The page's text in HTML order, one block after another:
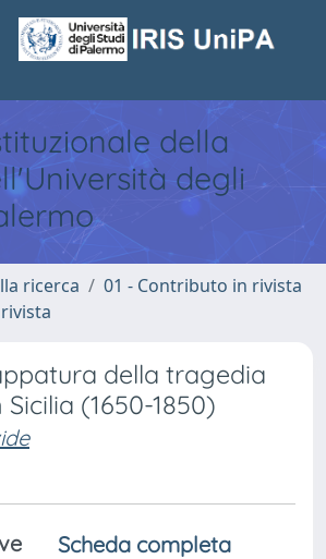
della
degli
ricerca
01 - Contributo in rivista
della tragedia
(1650-1850)
Scheda completa